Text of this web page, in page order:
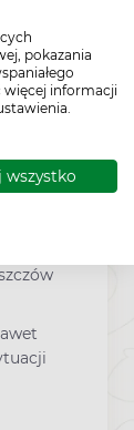
pokazania
więcej informacji
wszystko
A